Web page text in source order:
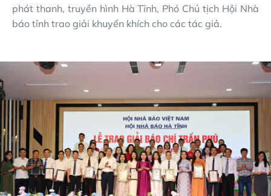
phát thanh, truyền hình Hà Tĩnh, Phó Chủ tịch Hội Nhà
báo tỉnh trao giải khuyến khích cho các tác giả.